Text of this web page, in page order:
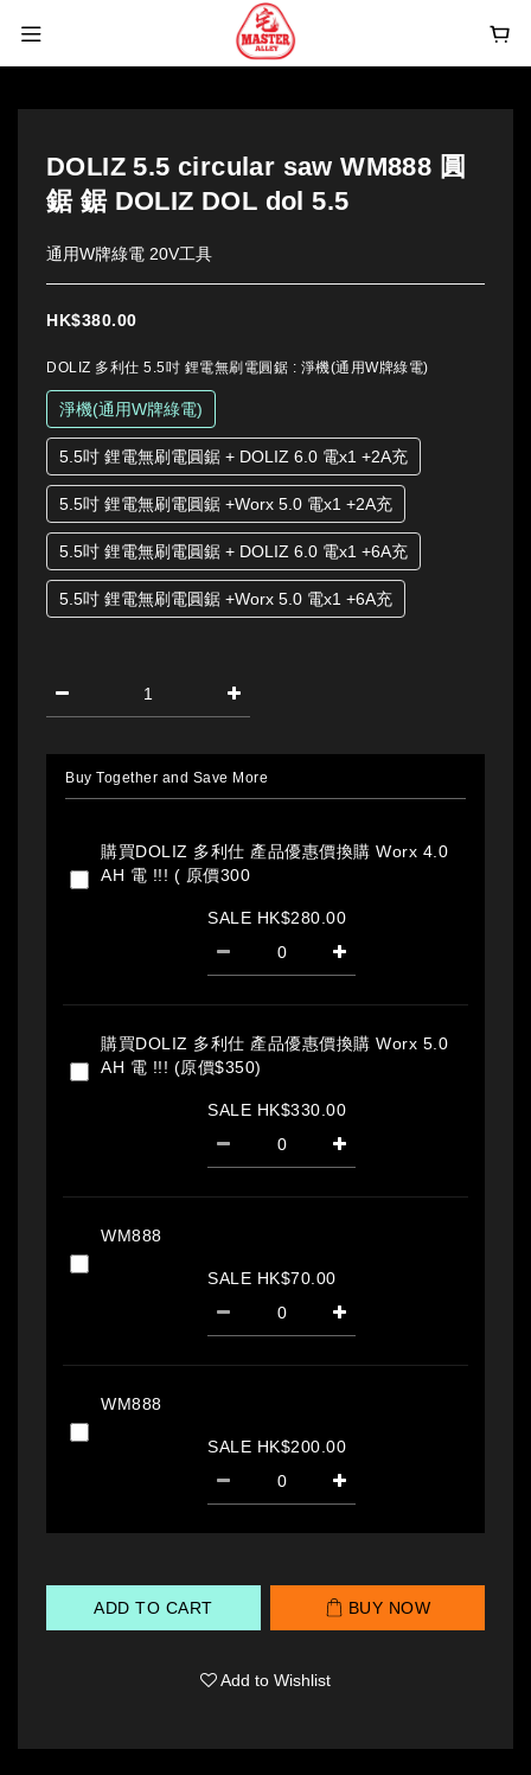
DOLIZ 5.5 circular saw WM888 圓
鋸 鋸 DOLIZ DOL dol 5.5
通用W牌綠電 20V工具
HK$380.00
DOLIZ 多利仕 5.5吋 鋰電無刷電圓鋸 : 淨機(通用W牌綠電)
淨機(通用W牌綠電)
5.5吋 鋰電無刷電圓鋸 + DOLIZ 6.0 電x1 +2A充
5.5吋 鋰電無刷電圓鋸 +Worx 5.0 電x1 +2A充
5.5吋 鋰電無刷電圓鋸 + DOLIZ 6.0 電x1 +6A充
5.5吋 鋰電無刷電圓鋸 +Worx 5.0 電x1 +6A充
Buy Together and Save More
購買DOLIZ 多利仕 產品優惠價換購 Worx 4.0
AH 電 !!! ( 原價300
SALE HK$280.00
購買DOLIZ 多利仕 產品優惠價換購 Worx 5.0
AH 電 !!! (原價$350)
SALE HK$330.00
WM888
SALE HK$70.00
WM888
SALE HK$200.00
ADD TO CART BUY NOW
Add to Wishlist